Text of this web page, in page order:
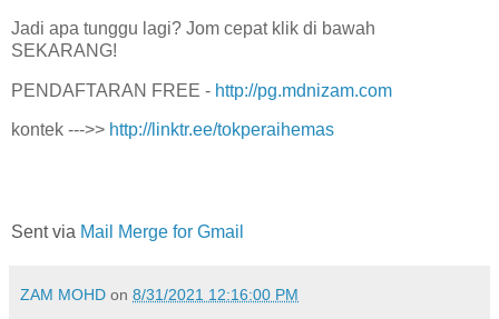
Jadi apa tunggu lagi? Jom cepat klik di bawah
SEKARANG!
PENDAFTARAN FREE - http://pg.mdnizam.com
kontek --->> http://linktr.ee/tokperaihemas
Sent via Mail Merge for Gmail
ZAM MOHD on 8/31/2021 12:16:00 PM